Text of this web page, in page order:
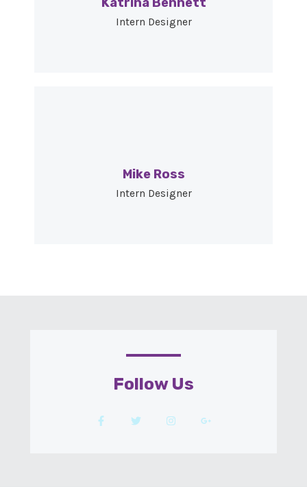
Katrina Bennett
Intern Designer
Mike Ross
Intern Designer
Follow Us​